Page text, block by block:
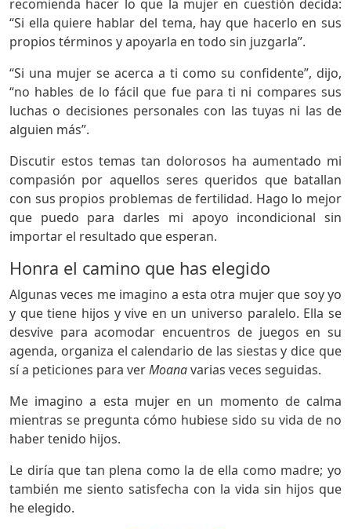
recomienda hacer lo que la mujer en cuestión decida:
“Si ella quiere hablar del tema, hay que hacerlo en sus
propios términos y apoyarla en todo sin juzgarla”.
“Si una mujer se acerca a ti como su confidente”, dijo,
“no hables de lo fácil que fue para ti ni compares sus
luchas o decisiones personales con las tuyas ni las de
alguien más”.
Discutir estos temas tan dolorosos ha aumentado mi
compasión por aquellos seres queridos que batallan
con sus propios problemas de fertilidad. Hago lo mejor
que puedo para darles mi apoyo incondicional sin
importar el resultado que esperan.
Honra el camino que has elegido
Algunas veces me imagino a esta otra mujer que soy yo
y que tiene hijos y vive en un universo paralelo. Ella se
desvive para acomodar encuentros de juegos en su
agenda, organiza el calendario de las siestas y dice que
sí a peticiones para verMoanavarias veces seguidas.
Me imagino a esta mujer en un momento de calma
mientras se pregunta cómo hubiese sido su vida de no
haber tenido hijos.
Le diría que tan plena como la de ella como madre; yo
también me siento satisfecha con la vida sin hijos que
he elegido.